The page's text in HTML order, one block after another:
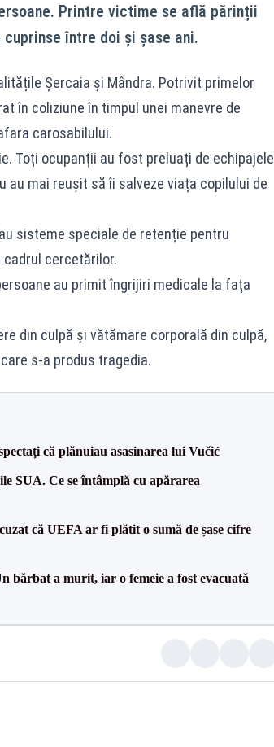
Printre victime se află părinții
între doi și șase ani.
Șercaia și Mândra. Potrivit primelor
în coliziune în timpul unei manevre de
carosabilului.
Toți ocupanții au fost preluați de echipajele
mai reușit să îi salveze viața copilului de
sisteme speciale de retenție pentru
cercetărilor.
au primit îngrijiri medicale la fața
din culpă și vătămare corporală din culpă,
s-a produs tragedia.
că plănuiau asasinarea lui Vučić
SUA. Ce se întâmplă cu apărarea
că UEFA ar fi plătit o sumă de șase cifre
bărbat a murit, iar o femeie a fost evacuată